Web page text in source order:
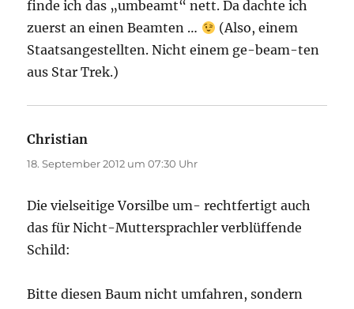
finde ich das „umbeamt“ nett. Da dachte ich
zuerst an einen Beamten …
(Also, einem
Staatsangestellten. Nicht einem ge-beam-ten
aus Star Trek.)
Christian
18. September 2012 um 07:30 Uhr
Die vielseitige Vorsilbe um- rechtfertigt auch
das für Nicht-Muttersprachler verblüffende
Schild:
Bitte diesen Baum nicht umfahren, sondern